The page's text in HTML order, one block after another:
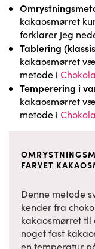
kakaosmørret
forklarer jeg
Tablering
kakaosmørret
metode i
Temperering i
kakaosmørret
metode i
FARVET
Denne metode
kender fra
kakaosmørret til
noget fast
en temperatur